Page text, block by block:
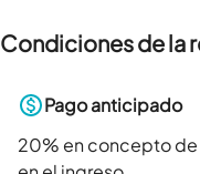
Condiciones de la
Pago anticipado
20% en concepto de